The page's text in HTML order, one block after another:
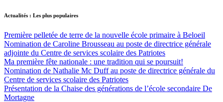
Actualités : Les plus populaires
Première pelletée de terre de la nouvelle école primaire à Beloeil
Nomination de Caroline Brousseau au poste de directrice générale
adjointe du Centre de services scolaire des Patriotes
Ma première fête nationale : une tradition qui se poursuit!
Nomination de Nathalie Mc Duff au poste de directrice générale du
Centre de services scolaire des Patriotes
Présentation de la Chaise des générations de l’école secondaire De
Mortagne